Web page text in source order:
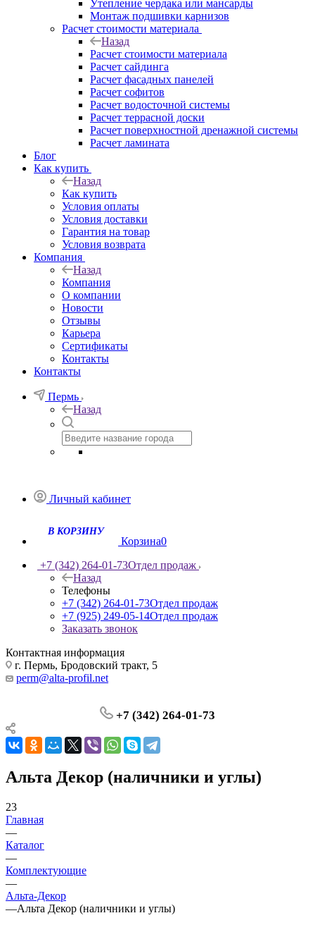
Утепление чердака или мансарды
Монтаж подшивки карнизов
Расчет стоимости материала
Назад
Расчет стоимости материала
Расчет сайдинга
Расчет фасадных панелей
Расчет софитов
Расчет водосточной системы
Расчет террасной доски
Расчет поверхностной дренажной системы
Расчет ламината
Блог
Как купить
Назад
Как купить
Условия оплаты
Условия доставки
Гарантия на товар
Условия возврата
Компания
Назад
Компания
О компании
Новости
Отзывы
Карьера
Сертификаты
Контакты
Контакты
Пермь
Назад
Личный кабинет
Корзина0
+7 (342) 264-01-73Отдел продаж
Назад
Телефоны
+7 (342) 264-01-73Отдел продаж
+7 (925) 249-05-14Отдел продаж
Заказать звонок
Контактная информация
г. Пермь, Бродовский тракт, 5
perm@alta-profil.net
+7 (342) 264-01-73
Альта Декор (наличники и углы)
23
Главная
—
Каталог
—
Комплектующие
—
Альта-Декор
—Альта Декор (наличники и углы)